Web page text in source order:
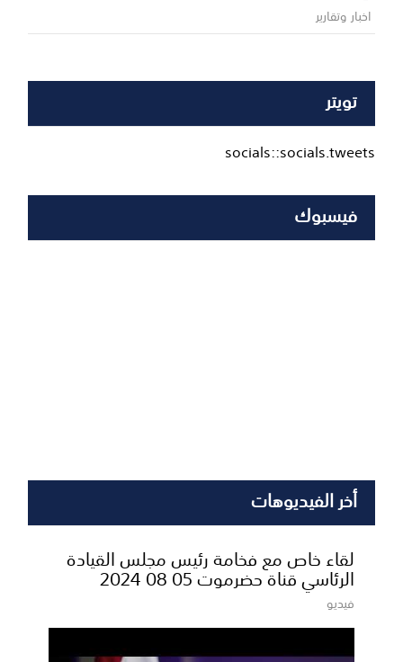
اخبار وتقارير
تويتر
socials::socials.tweets
فيسبوك
أخر الفيديوهات
لقاء خاص مع فخامة رئيس مجلس القيادة
الرئاسي قناة حضرموت 05 08 2024
فيديو